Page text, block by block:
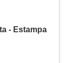
- Estampa